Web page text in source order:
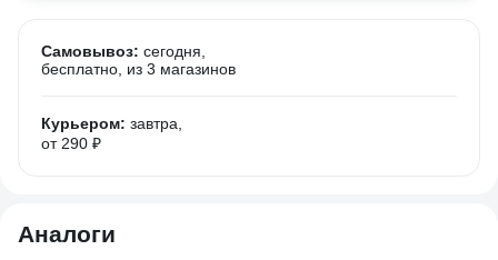
Самовывоз: сегодня,
бесплатно , из 3 магазинов
Курьером: завтра,
от 290 ₽
Аналоги